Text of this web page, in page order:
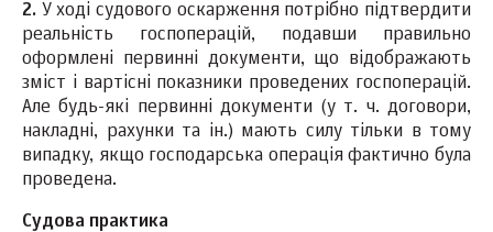
2. У ході судового оскарження потрібно підтвердити
реальність госпоперацій, подавши правильно
оформлені первинні документи, що відображають
зміст і вартісні показники проведених госпоперацій.
Але будь-які первинні документи (у т. ч. договори,
накладні, рахунки та ін.) мають силу тільки в тому
випадку, якщо господарська операція фактично була
проведена.
Судова практика